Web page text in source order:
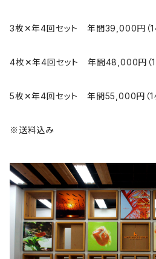
3枚✕年4回セット 年間39,000円（1
4枚✕年4回セット 年間48,000円（1
5枚✕年4回セット 年間55,000円（1
※送料込み